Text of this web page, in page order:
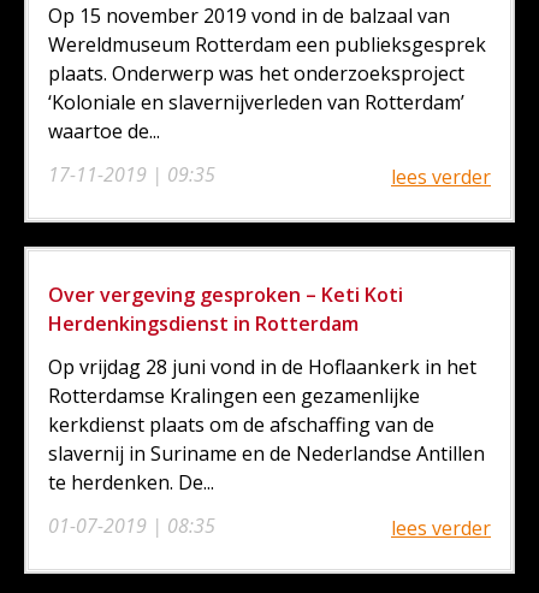
17-11-2019 | 09:35
Op 15 november 2019 vond in de balzaal van
Wereldmuseum Rotterdam een publieksgesprek
plaats. Onderwerp was het onderzoeksproject
‘Koloniale en slavernijverleden van Rotterdam’
waartoe de...
lees verder
Over vergeving gesproken – Keti Koti
Herdenkingsdienst in Rotterdam
01-07-2019 | 08:35
Op vrijdag 28 juni vond in de Hoflaankerk in het
Rotterdamse Kralingen een gezamenlijke
kerkdienst plaats om de afschaffing van de
slavernij in Suriname en de Nederlandse Antillen
te herdenken. De...
lees verder